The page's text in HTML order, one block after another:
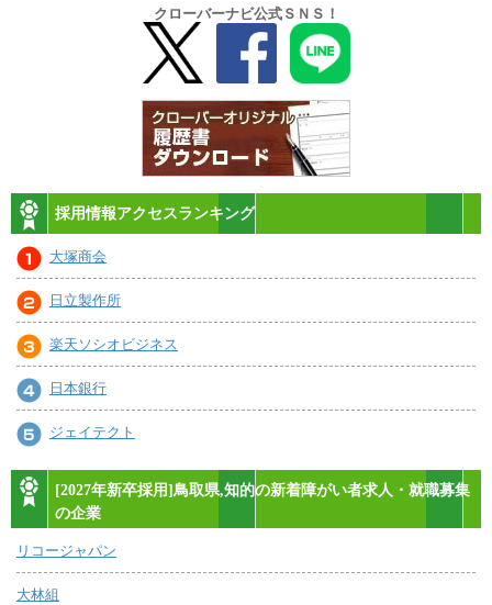
クローバーナビ公式ＳＮＳ！
採用情報アクセスランキング
大塚商会
日立製作所
楽天ソシオビジネス
日本銀行
ジェイテクト
[2027年新卒採用]鳥取県,知的の新着障がい者求人・就職募集
の企業
リコージャパン
大林組